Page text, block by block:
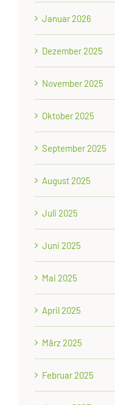
Januar 2026
Dezember 2025
November 2025
Oktober 2025
September 2025
August 2025
Juli 2025
Juni 2025
Mai 2025
April 2025
März 2025
Februar 2025